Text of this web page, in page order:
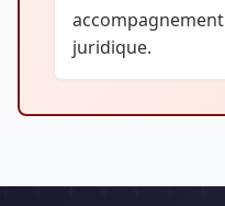
accompagnement
juridique.